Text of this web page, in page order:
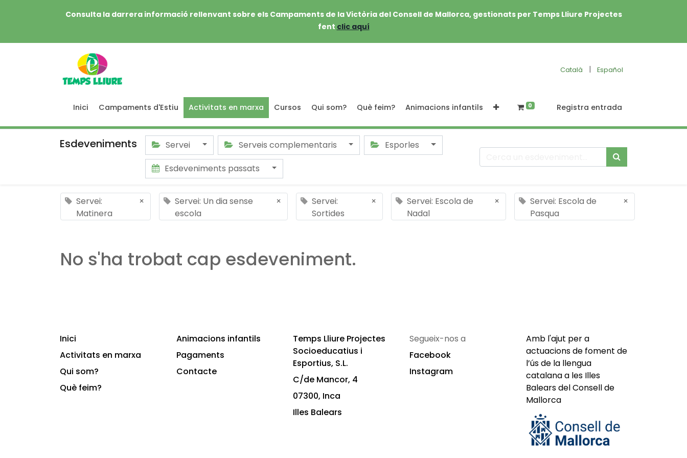
Consulta la darrera informació rellenvant sobre els Campaments de la Victòria del Consell de Mallorca, gestionats per Temps Lliure Projectes
fent clic aquí
Català | Español
Inici Campaments d'Estiu Activitats en marxa Cursos Qui som? Què feim? Animacions infantils 0 Registra entrada
Esdeveniments Servei Serveis complementaris
Esporles
Esdeveniments passats
Servei:
Matinera
×
Servei: Un dia sense
escola
×
Servei:
Sortides
×
Servei: Escola de
Nadal
×
Servei: Escola de
Pasqua
×
No s'ha trobat cap esdeveniment.
Inici
Activitats en marxa
Qui som?
Què feim?
Animacions infantils
Pagaments
Contacte
Temps Lliure Projectes
Socioeducatius i
Esportius, S.L.
C/de Mancor, 4
07300, Inca
Illes Balears
Segueix-nos a
Facebook
Instagram
Amb l'ajut per a
actuacions de foment de
l’ús de la llengua
catalana a les Illes
Balears del Consell de
Mallorca